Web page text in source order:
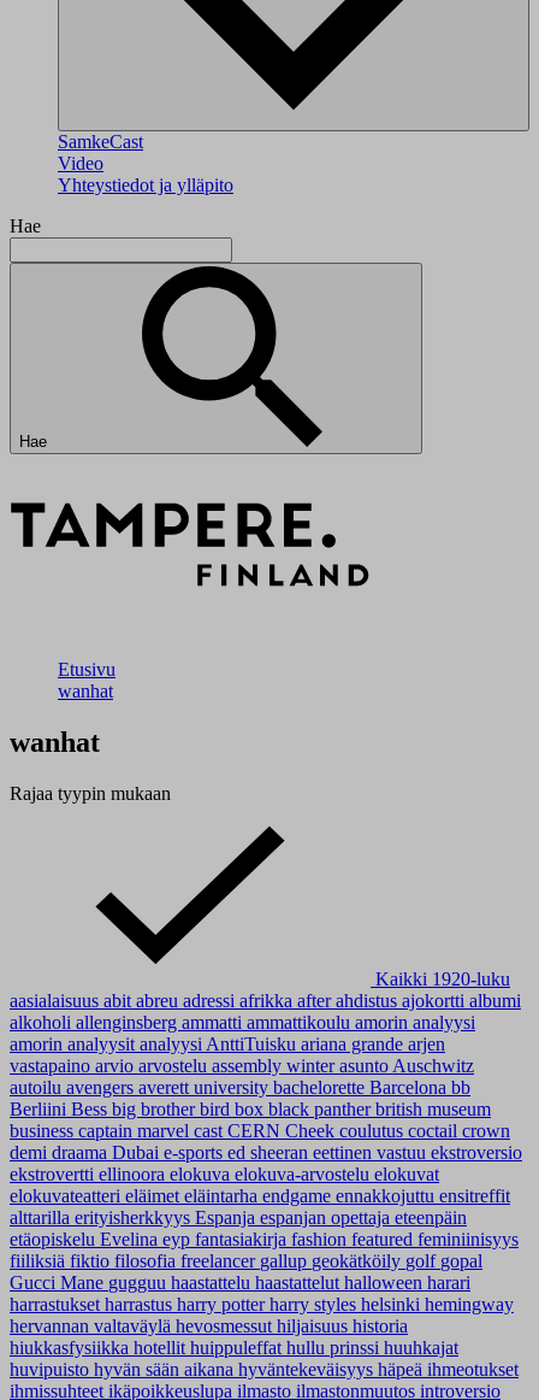
SamkeCast
Video
Yhteystiedot ja ylläpito
Hae
Hae
Etusivu
wanhat
wanhat
Rajaa tyypin mukaan
Kaikki 1920-luku
aasialaisuus abit abreu adressi afrikka afterahdistus ajokortti albumi
alkoholi allenginsberg ammatti ammattikoulu amorin analyysi
amorin analyysit analyysi AnttiTuisku ariana grande arjen
vastapaino arvio arvostelu assembly winterasunto Auschwitz
autoilu avengers averett university bachelorette Barcelona bb
Berliini Bess big brotherbird box black pantherbritish museum
business captain marvel cast CERN Cheek coulutus coctail crown
demi draama Dubai e-sports ed sheeran eettinen vastuu ekstroversio
ekstrovertti ellinoora elokuva elokuva-arvostelu elokuvat
elokuvateatteri eläimet eläintarha endgame ennakkojuttu ensitreffit
alttarilla erityisherkkyys Espanja espanjan opettaja eteenpäin
etäopiskelu Evelina eyp fantasiakirja fashion featured feminiinisyys
fiiliksiä fiktio filosofia freelancer gallup geokätköily golf gopal
Gucci Mane gugguu haastattelu haastattelut halloween harari
harrastukset harrastus harry potterharry styles helsinki hemingway
hervannan valtaväylä hevosmessut hiljaisuus historia
hiukkasfysiikka hotellit huippuleffat hullu prinssi huuhkajat
huvipuisto hyvän sään aikana hyväntekeväisyys häpeä ihmeotukset
ihmissuhteet ikäpoikkeuslupa ilmasto ilmastonmuutos introversio